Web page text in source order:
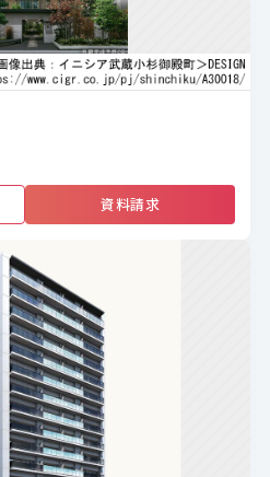
資料請求